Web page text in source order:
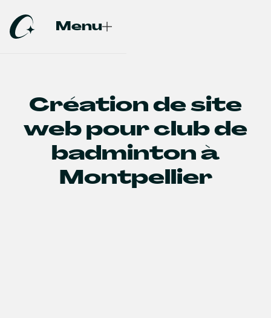
Menu
Création de site
web pour club de
badminton à
Montpellier